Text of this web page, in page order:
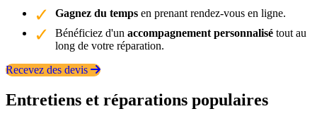
Gagnez du temps en prenant rendez-vous en ligne.
Bénéficiez d'un accompagnement personnalisé tout au
long de votre réparation.
Recevez des devis
Entretiens et réparations populaires